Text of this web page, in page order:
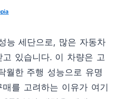
능 세단으로, 많은 자동차
있습니다. 이 차량은 고
월한 주행 성능으로 유명
를 고려하는 이유가 여기